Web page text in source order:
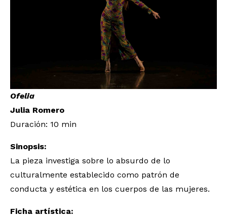
Ofelia
Julia Romero
Duración: 10 min
Sinopsis:
La pieza investiga sobre lo absurdo de lo
culturalmente establecido como patrón de
conducta y estética en los cuerpos de las mujeres.
Ficha artística: